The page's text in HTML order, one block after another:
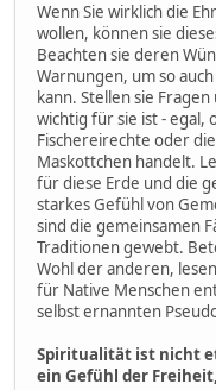
Wenn Sie wirklich die
wollen, können sie
Beachten sie deren
Warnungen, um so
kann. Stellen sie
wichtig für sie ist - egal,
Fischereirechte oder
Maskottchen handelt.
für diese Erde und die
starkes Gefühl von
sind die gemeinsamen
Traditionen gewebt.
Wohl der anderen,
für Native Menschen
selbst ernannten
Spiritualität ist nicht
ein Gefühl der